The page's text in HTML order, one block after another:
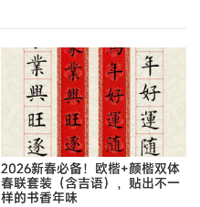
2026新春必备！欧楷+颜楷双体
春联套装（含吉语），贴出不一
样的书香年味